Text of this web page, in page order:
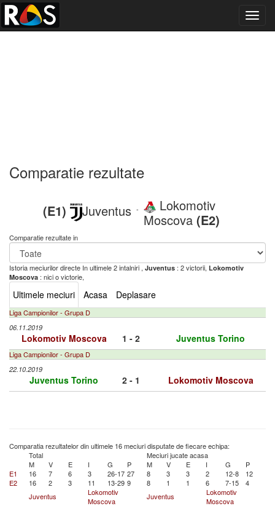
Comparatie rezultate
(E1) Juventus -
Lokomotiv
Moscova (E2)
Comparatie rezultate in
Istoria meciurilor directe In ultimele 2 intalniri , Juventus : 2 victorii, Lokomotiv
Moscova : nici o victorie,
Ultimele meciuri Acasa Deplasare
Liga Campionilor - Grupa D
06.11.2019
Lokomotiv Moscova 1 - 2 Juventus Torino
Liga Campionilor - Grupa D
22.10.2019
Juventus Torino 2 - 1 Lokomotiv Moscova
Comparatia rezultatelor din ultimele 16 meciuri disputate de fiecare echipa:
Total
Meciuri jucate acasa
M
V E I G P M V E I G
P
E1
16 7 6 3 26-17 27 8 3 3 2 12-8
12
E2
16 2 3 11 13-29 9 8 1 1 6 7-15
4
Juventus
Lokomotiv
Moscova
Juventus
Lokomotiv
Moscova